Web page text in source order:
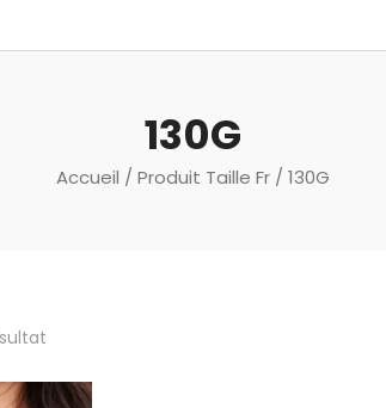
130G
Accueil / Produit Taille Fr / 130G